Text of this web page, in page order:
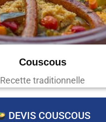
Couscous
Recette traditionnelle
DEVIS COUSCOUS